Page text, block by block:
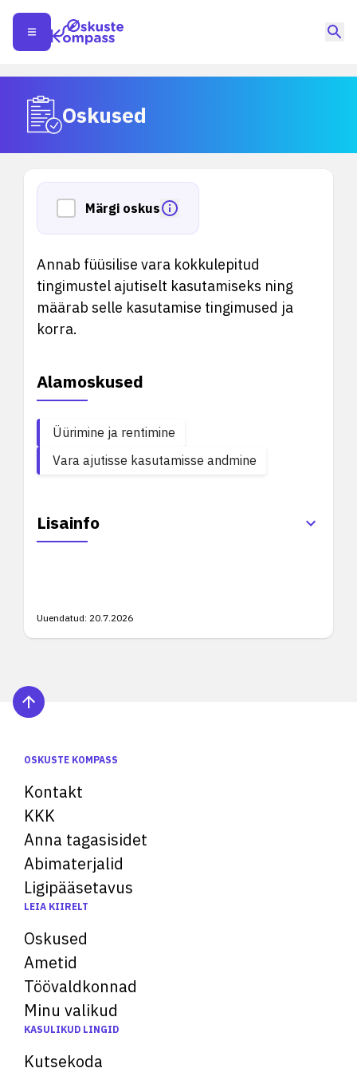
Oskused
Märgi oskus
Annab füüsilise vara kokkulepitud
tingimustel ajutiselt kasutamiseks ning
määrab selle kasutamise tingimused ja
korra.
Alamoskused
Üürimine ja rentimine
Vara ajutisse kasutamisse andmine
Lisainfo
Uuendatud: 20.7.2026
OSKUSTE KOMPASS
Kontakt
KKK
Anna tagasisidet
Abimaterjalid
Ligipääsetavus
LEIA KIIRELT
Oskused
Ametid
Töövaldkonnad
Minu valikud
KASULIKUD LINGID
Kutsekoda